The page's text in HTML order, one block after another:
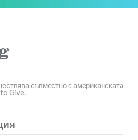
съвместно с американската
Give.